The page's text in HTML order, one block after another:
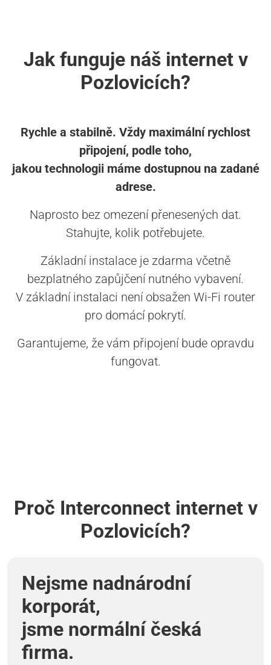
Jak funguje náš internet v
Pozlovicích?
Rychle a stabilně. Vždy maximální rychlost
připojení, podle toho,
jakou technologii máme dostupnou na zadané
adrese.
Naprosto bez omezení přenesených dat.
Stahujte, kolik potřebujete.
Základní instalace je zdarma včetně
bezplatného zapůjčení nutného vybavení.
V základní instalaci není obsažen Wi-Fi router
pro domácí pokrytí.
Garantujeme, že vám připojení bude opravdu
fungovat.
Proč Interconnect internet v
Pozlovicích?
Nejsme nadnárodní
korporát,
jsme normální česká
firma.